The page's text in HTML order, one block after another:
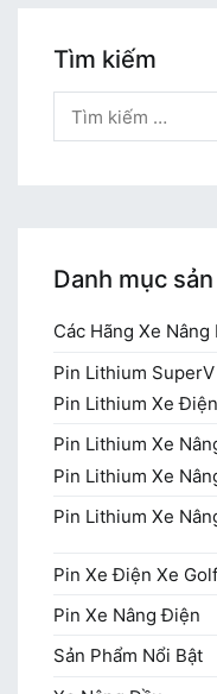
Tìm kiếm
kiếm
cho:
Danh mục
Các Hãng Xe Nâng
Pin Lithium SuperV
Pin Lithium Xe
Pin Lithium Xe
Pin Lithium Xe
Pin Lithium Xe
Pin Xe Điện Xe Golf
Pin Xe Nâng Điện
Sản Phẩm Nổi Bật